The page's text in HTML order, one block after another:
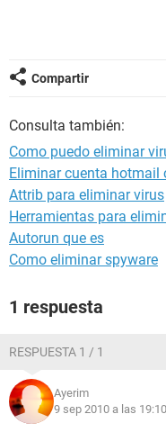
Compartir
Consulta también:
Como puedo eliminar
Eliminar cuenta hotmail
Attrib para eliminar virus
Herramientas para
Autorun que es
Como eliminar spyware
1 respuesta
RESPUESTA 1 / 1
Ayerim
9 sep 2010 a las 19:10